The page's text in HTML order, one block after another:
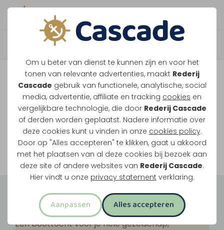
Om u beter van dienst te kunnen zijn en voor het
tonen van relevante advertenties, maakt Rederij
Cascade gebruik van functionele, analytische, social
media, advertentie, affiliate en tracking cookies en
vergelijkbare technologie, die door Rederij Cascade
of derden worden geplaatst. Nadere informatie over
deze cookies kunt u vinden in onze cookies policy.
Door op "Alles accepteren" te klikken, gaat u akkoord
met het plaatsen van al deze cookies bij bezoek aan
deze site of andere websites van Rederij Cascade.
Hier vindt u onze privacy statement verklaring.
Aanpassen Alles accepteren
Boek direct je vaart
Vaar je mee over de
Maasplassen?
Ondanks de lage waterstanden gaan
onze vaarten gewoon door.
Bekijk onze rondvaarten
Groepsuitjes
Een boottocht voor je hele gezelschap,